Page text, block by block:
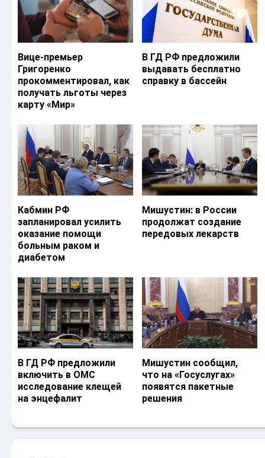
Вице-премьер
Григоренко
прокомментировал, как
получать льготы через
карту «Мир»
В ГД РФ предложили
выдавать бесплатно
справку в бассейн
Кабмин РФ
запланировал усилить
оказание помощи
больным раком и
диабетом
Мишустин: в России
продолжат создание
передовых лекарств
В ГД РФ предложили
включить в ОМС
исследование клещей
на энцефалит
Мишустин сообщил,
что на «Госуслугах»
появятся пакетные
решения